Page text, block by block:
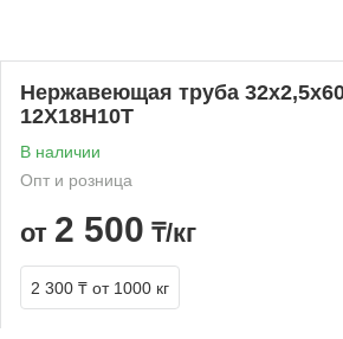
Нержавеющая труба
12Х18Н10Т
В наличии
Опт и розница
от 2 500 ₸/кг
2 300 ₸ от 1000 кг